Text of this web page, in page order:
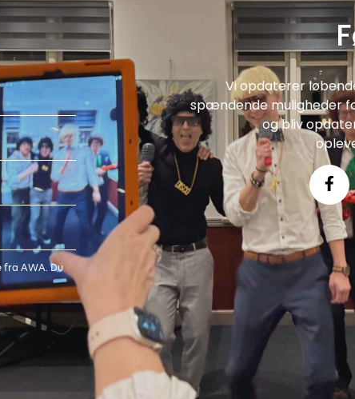
fra AWA. Du
Vi opdaterer
spændende muligheder
og bliv